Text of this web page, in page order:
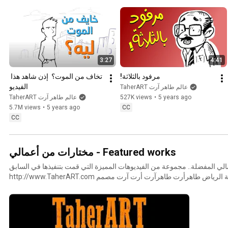
3:27
الفيديو
TaherART عالم طاهر آرت
5.7M views • 5 years ago
CC
4:41
مرفود بالثلاثة!
TaherART عالم طاهر آرت
527K views • 5 years ago
CC
مختارات من أعمالي - Featured works
المفضلة.. مجموعة من الفيديوهات المميزة التي قمت بتنفيذها في السابق
http://www.TaherART.com طاهرارت طاهر ارت السعودية الرياض طاهرأرت طاهرآرت أرت آرت مصمم
إفكتس تحريك انميشن أنميشن آنيميشن آنيميشن انفوجرافيك انفوقرافيك
رسوم متحركة فيديو تعريفي توضيحي فوتوشوب موقع مواقع تعليم تدريب
تدريبات أنيميتور انيميتور متعاون saudi arabia ksa sa riyadh taherart taher art design designer motion